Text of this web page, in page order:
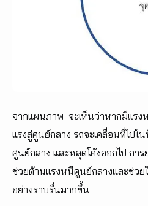
จากแผนภาพ จะเห็นว่าหากมีแรง
แรงสู่ศูนย์กลาง รถจะเคลื่อนที่ไปใ
ศูนย์กลาง และหลุดโค้งออกไป กา
ช่วยต้านแรงหนีศูนย์กลางและช่ว
อย่างราบรื่นมากขึ้น